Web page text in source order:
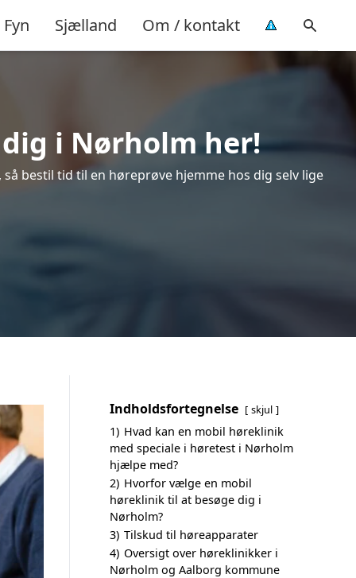
Fyn Sjælland Om / kontakt
i Nørholm her!
bestil tid til en høreprøve hjemme hos dig selv lige
Indholdsfortegnelse skjul
1) Hvad kan en mobil høreklinik
med speciale i høretest i Nørholm
hjælpe med?
2) Hvorfor vælge en mobil
høreklinik til at besøge dig i
Nørholm?
3) Tilskud til høreapparater
4) Oversigt over høreklinikker i
Nørholm og Aalborg kommune